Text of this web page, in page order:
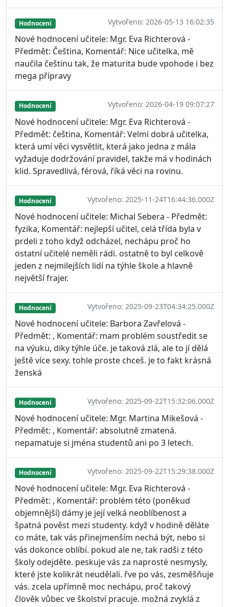
Hodnocení Vytvořeno: 2026-05-13 16:02:35
Nové hodnocení učitele: Mgr. Eva Richterová -
Předmět: Čeština, Komentář: Nice učitelka, mě
naučila češtinu tak, že maturita bude vpohode i bez
mega přípravy
Hodnocení Vytvořeno: 2026-04-19 09:07:27
Nové hodnocení učitele: Mgr. Eva Richterová -
Předmět: čeština, Komentář: Velmi dobrá učitelka,
která umí věci vysvětlit, která jako jedna z mála
vyžaduje dodržování pravidel, takže má v hodinách
klid. Spravedlivá, férová, říká věci na rovinu.
Hodnocení Vytvořeno: 2025-11-24T16:44:36.000Z
Nové hodnocení učitele: Michal Sebera - Předmět:
fyzika, Komentář: nejlepší učitel, celá třída byla v
prdeli z toho když odcházel, nechápu proč ho
ostatní učitelé neměli rádi. ostatně to byl celkově
jeden z nejmilejších lidí na týhle škole a hlavně
největší frajer.
Hodnocení Vytvořeno: 2025-09-23T04:34:25.000Z
Nové hodnocení učitele: Barbora Zavřelová -
Předmět: , Komentář: mam problém soustředit se
na výuku, diky týhle úče. je taková zlá, ale to jí dělá
ještě více sexy. tohle proste chceš. je to fakt krásná
ženská
Hodnocení Vytvořeno: 2025-09-22T15:32:06.000Z
Nové hodnocení učitele: Mgr. Martina Mikešová -
Předmět: , Komentář: absolutně zmatená.
nepamatuje si jména studentů ani po 3 letech.
Hodnocení Vytvořeno: 2025-09-22T15:29:38.000Z
Nové hodnocení učitele: Mgr. Eva Richterová -
Předmět: , Komentář: problém této (poněkud
objemnější) dámy je její velká neoblíbenost a
špatná pověst mezi studenty. když v hodině děláte
co máte, tak vás přinejmenším nechá být, nebo si
vás dokonce oblíbí. pokud ale ne, tak radši z této
školy odejděte. peskuje vás za naprosté nesmysly,
které jste kolikrát neudělali. řve po vás, zesměšňuje
vás. zcela upřímně moc nechápu, proč takový
člověk vůbec ve školství pracuje. možná zvyklá z